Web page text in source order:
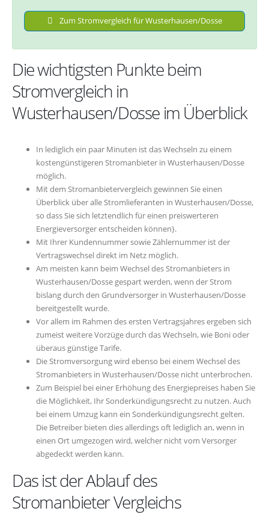
Zum Stromvergleich für Wusterhausen/Dosse
Die wichtigsten Punkte beim
Stromvergleich in
Wusterhausen/Dosse im Überblick
In lediglich ein paar Minuten ist das Wechseln zu einem
kostengünstigeren Stromanbieter in Wusterhausen/Dosse
möglich.
Mit dem Stromanbietervergleich gewinnen Sie einen
Überblick über alle Stromlieferanten in Wusterhausen/Dosse,
so dass Sie sich letztendlich für einen preiswerteren
Energieversorger entscheiden können}.
Mit Ihrer Kundennummer sowie Zählernummer ist der
Vertragswechsel direkt im Netz möglich.
Am meisten kann beim Wechsel des Stromanbieters in
Wusterhausen/Dosse gespart werden, wenn der Strom
bislang durch den Grundversorger in Wusterhausen/Dosse
bereitgestellt wurde.
Vor allem im Rahmen des ersten Vertragsjahres ergeben sich
zumeist weitere Vorzüge durch das Wechseln, wie Boni oder
überaus günstige Tarife.
Die Stromversorgung wird ebenso bei einem Wechsel des
Stromanbieters in Wusterhausen/Dosse nicht unterbrochen.
Zum Beispiel bei einer Erhöhung des Energiepreises haben Sie
die Möglichkeit, Ihr Sonderkündigungsrecht zu nutzen. Auch
bei einem Umzug kann ein Sonderkündigungsrecht gelten.
Die Betreiber bieten dies allerdings oft lediglich an, wenn in
einen Ort umgezogen wird, welcher nicht vom Versorger
abgedeckt werden kann.
Das ist der Ablauf des
Stromanbieter Vergleichs